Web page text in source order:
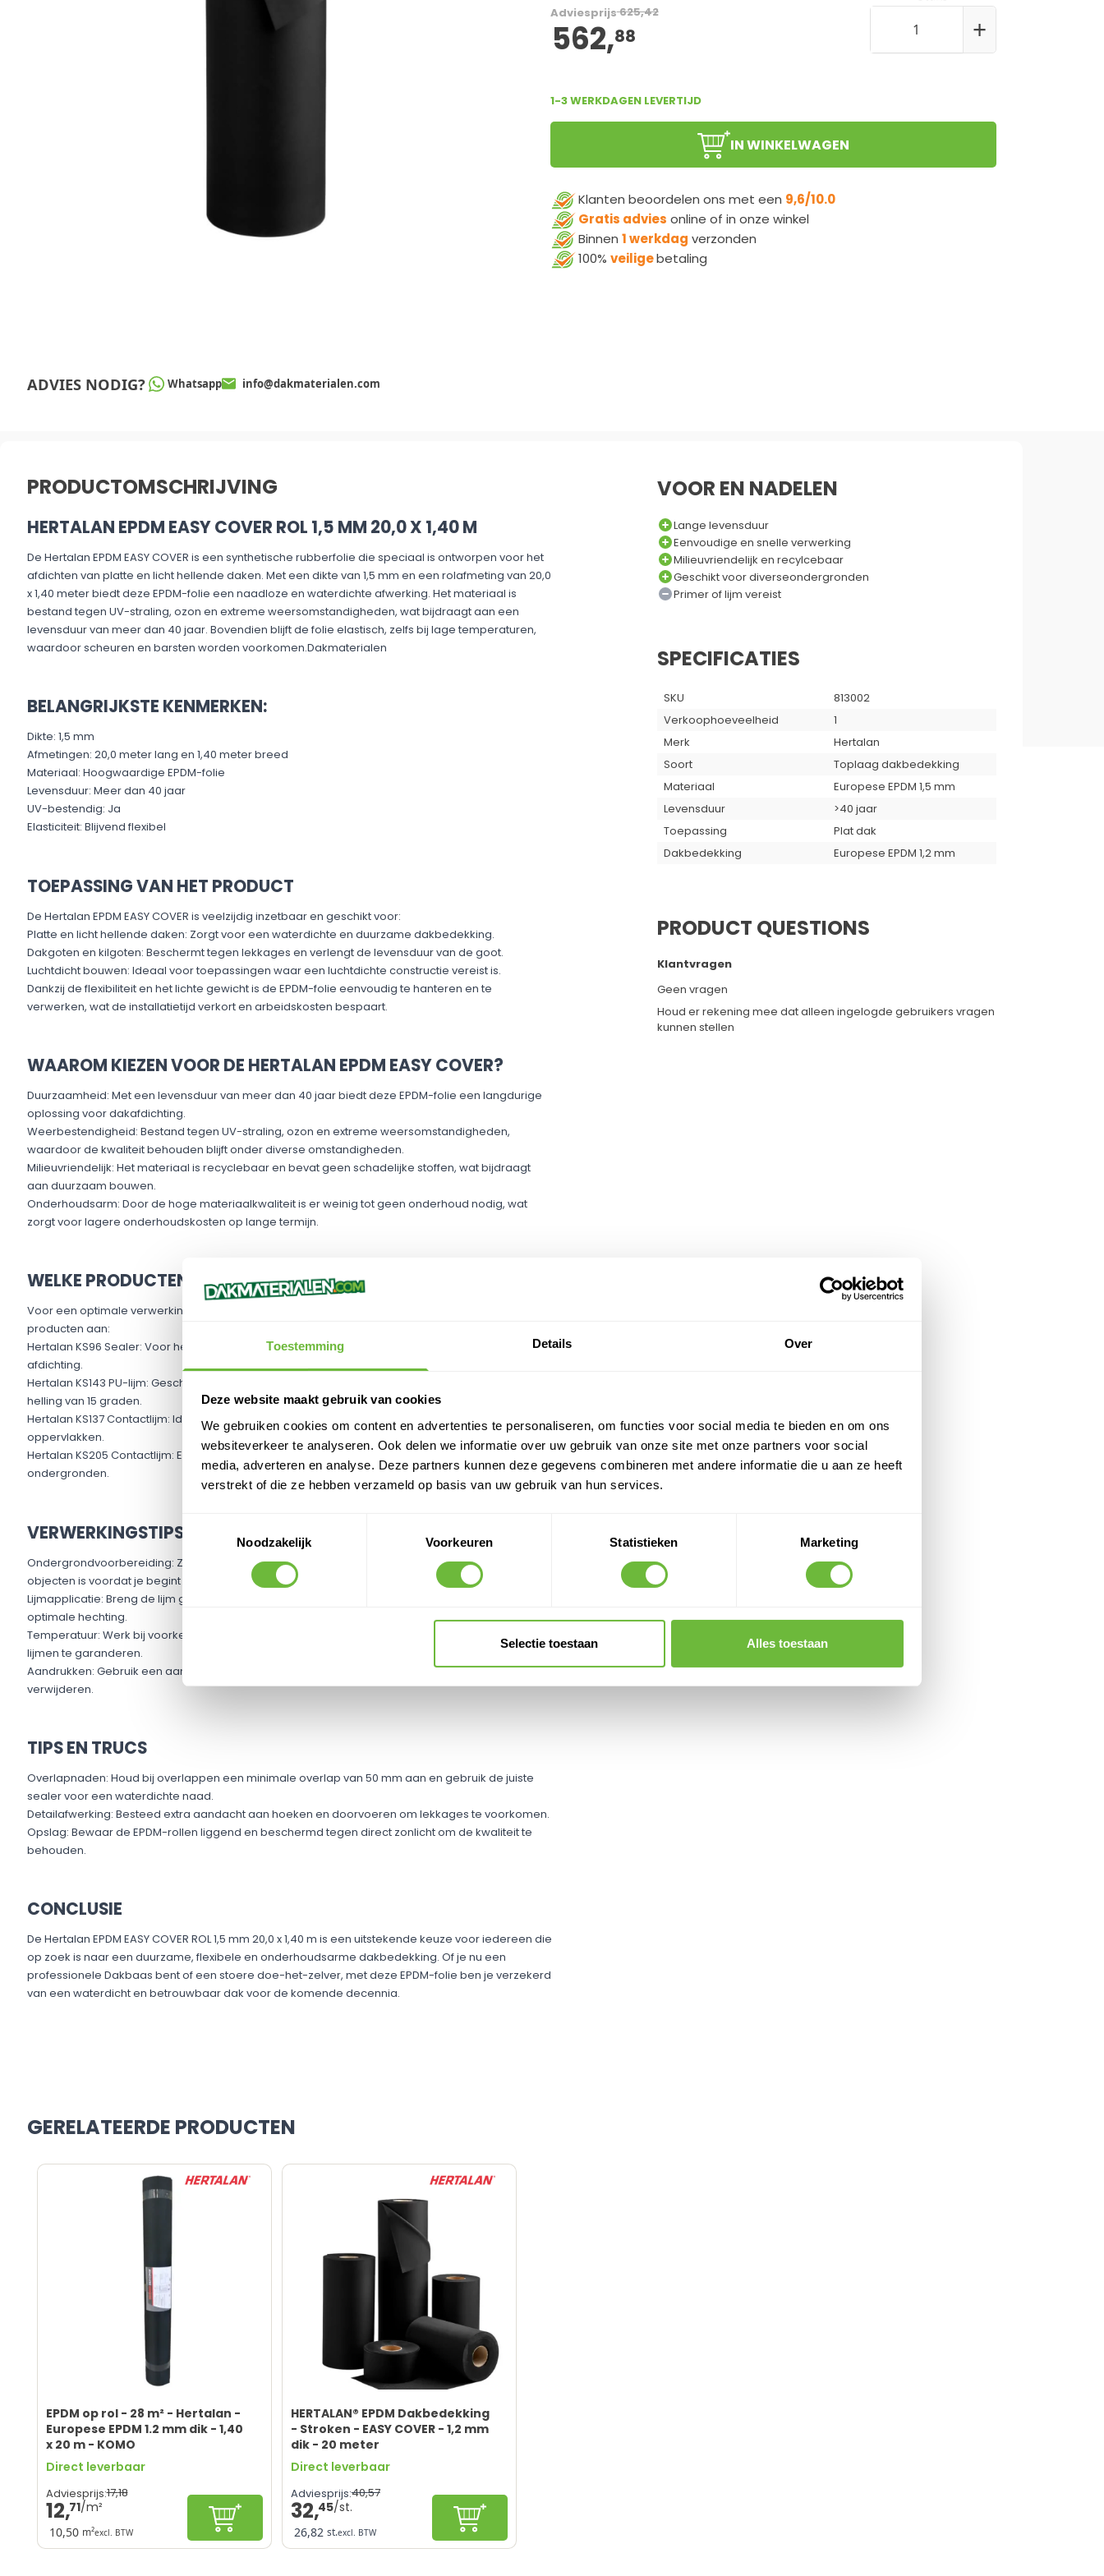
Toestemming Details Over
Deze website maakt gebruik van cookies
We gebruiken cookies om content en advertenties te personaliseren, om functies voor social media te bieden en om ons
websiteverkeer te analyseren. Ook delen we informatie over uw gebruik van onze site met onze partners voor social
media, adverteren en analyse. Deze partners kunnen deze gegevens combineren met andere informatie die u aan ze heeft
verstrekt of die ze hebben verzameld op basis van uw gebruik van hun services.
Noodzakelijk
Voorkeuren Statistieken Marketing
Selectie toestaan Alles toestaan
ADVIES NODIG? Whatsapp info@dakmaterialen.com
Adviesprijs625,42
562,88 +
1-3 WERKDAGEN LEVERTIJD
IN WINKELWAGEN
Klanten beoordelen ons met een 9,6/10.0
Gratis advies online of in onze winkel
Binnen 1 werkdag verzonden
100% veiligebetaling
VOOR EN NADELEN
Lange levensduur
Eenvoudige en snelle verwerking
Milieuvriendelijk en recylcebaar
Geschikt voor diverseondergronden
Primer of lijm vereist
SPECIFICATIES
SKU
813002
Verkoophoeveelheid
1
Merk
Hertalan
Soort
Toplaag dakbedekking
Materiaal
Europese EPDM 1,5 mm
Levensduur
>40 jaar
Toepassing
Plat dak
Dakbedekking
Europese EPDM 1,2 mm
PRODUCT QUESTIONS
Klantvragen
Geen vragen
Houd er rekening mee dat alleen ingelogde gebruikers vragen
kunnen stellen
PRODUCTOMSCHRIJVING
HERTALAN EPDM EASY COVER ROL 1,5 MM 20,0 X 1,40 M
De Hertalan EPDM EASY COVER is een synthetische rubberfolie die speciaal is ontworpen voor het
afdichten van platte en licht hellende daken. Met een dikte van 1,5 mm en een rolafmeting van 20,0
x 1,40 meter biedt deze EPDM-folie een naadloze en waterdichte afwerking. Het materiaal is
bestand tegen UV-straling, ozon en extreme weersomstandigheden, wat bijdraagt aan een
levensduur van meer dan 40 jaar. Bovendien blijft de folie elastisch, zelfs bij lage temperaturen,
waardoor scheuren en barsten worden voorkomen.​Dakmaterialen
BELANGRIJKSTE KENMERKEN:
Dikte: 1,5 mm​
Afmetingen: 20,0 meter lang en 1,40 meter breed​
Materiaal: Hoogwaardige EPDM-folie​
Levensduur: Meer dan 40 jaar​
UV-bestendig: Ja​
Elasticiteit: Blijvend flexibel​
TOEPASSING VAN HET PRODUCT
De Hertalan EPDM EASY COVER is veelzijdig inzetbaar en geschikt voor:​
Platte en licht hellende daken: Zorgt voor een waterdichte en duurzame dakbedekking.​
Dakgoten en kilgoten: Beschermt tegen lekkages en verlengt de levensduur van de goot.​
Luchtdicht bouwen: Ideaal voor toepassingen waar een luchtdichte constructie vereist is.​
Dankzij de flexibiliteit en het lichte gewicht is de EPDM-folie eenvoudig te hanteren en te
verwerken, wat de installatietijd verkort en arbeidskosten bespaart.​
WAAROM KIEZEN VOOR DE HERTALAN EPDM EASY COVER?
Duurzaamheid: Met een levensduur van meer dan 40 jaar biedt deze EPDM-folie een langdurige
oplossing voor dakafdichting.​
Weerbestendigheid: Bestand tegen UV-straling, ozon en extreme weersomstandigheden,
waardoor de kwaliteit behouden blijft onder diverse omstandigheden.​
Milieuvriendelijk: Het materiaal is recyclebaar en bevat geen schadelijke stoffen, wat bijdraagt
aan duurzaam bouwen.​
Onderhoudsarm: Door de hoge materiaalkwaliteit is er weinig tot geen onderhoud nodig, wat
zorgt voor lagere onderhoudskosten op lange termijn.
WELKE PRODUCTEN HEB JE NOG MEER NODIG?
Voor een optimale verwerking van de Hertalan EPDM EASY COVER raden we de volgende
producten aan:
Hertalan KS96 Sealer: Voor het afwerken van naden en details, zorgt voor een waterdichte
afdichting.​
Hertalan KS143 PU-lijm: Geschikt voor het verlijmen van EPDM op vlakke ondergronden tot een
helling van 15 graden.​
Hertalan KS137 Contactlijm: Ideaal voor het verlijmen van EPDM op opstaande randen en verticale
oppervlakken.​
Hertalan KS205 Contactlijm: Een alternatief voor KS137, biedt sterke hechting op diverse
ondergronden.​
VERWERKINGSTIPS
Ondergrondvoorbereiding: Zorg ervoor dat de ondergrond schoon, droog en vrij van scherpe
objecten is voordat je begint met verlijmen.​
Lijmapplicatie: Breng de lijm gelijkmatig aan op zowel de ondergrond als de EPDM-folie voor een
optimale hechting.​
Temperatuur: Werk bij voorkeur bij temperaturen boven de 5°C om een goede verwerking van de
lijmen te garanderen.​
Aandrukken: Gebruik een aandrukroller om de EPDM-folie stevig aan te drukken en luchtbellen te
verwijderen.​
TIPS EN TRUCS
Overlapnaden: Houd bij overlappen een minimale overlap van 50 mm aan en gebruik de juiste
sealer voor een waterdichte naad.​
Detailafwerking: Besteed extra aandacht aan hoeken en doorvoeren om lekkages te voorkomen.​
Opslag: Bewaar de EPDM-rollen liggend en beschermd tegen direct zonlicht om de kwaliteit te
behouden.​
CONCLUSIE
De Hertalan EPDM EASY COVER ROL 1,5 mm 20,0 x 1,40 m is een uitstekende keuze voor iedereen die
op zoek is naar een duurzame, flexibele en onderhoudsarme dakbedekking. Of je nu een
professionele Dakbaas bent of een stoere doe-het-zelver, met deze EPDM-folie ben je verzekerd
van een waterdicht en betrouwbaar dak voor de komende decennia.​
GERELATEERDE PRODUCTEN
EPDM op rol - 28 m² - Hertalan -
Europese EPDM 1.2 mm dik - 1,40
x 20 m - KOMO
Direct leverbaar
Adviesprijs:17,18
12,71
10,50 m²excl. BTW
In winkelwagen
HERTALAN® EPDM Dakbedekking
- Stroken - EASY COVER - 1,2 mm
dik - 20 meter
Direct leverbaar
Adviesprijs:40,57
32,45
26,82 st.excl. BTW
Configureren